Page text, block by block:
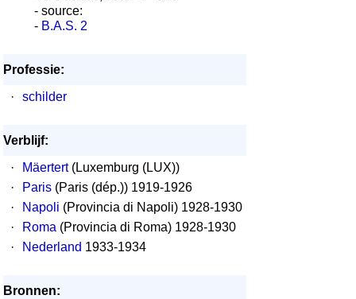
- source:
- B.A.S. 2
Professie:
·
schilder
Verblijf:
·
Mäertert(Luxemburg (LUX))
·
Paris (Paris (dép.)) 1919-1926
·
Napoli (Provincia di Napoli) 1928-1930
·
Roma (Provincia di Roma) 1928-1930
·
Nederland 1933-1934
Bronnen: